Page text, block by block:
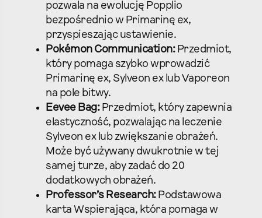
pozwala na ewolucję Popplio
bezpośrednio w Primarinę ex,
przyspieszając ustawienie.
Pokémon Communication:Przedmiot,
który pomaga szybko wprowadzić
Primarinę ex, Sylveon ex lub Vaporeon
na pole bitwy.
Eevee Bag:Przedmiot, który zapewnia
elastyczność, pozwalając na leczenie
Sylveon ex lub zwiększanie obrażeń.
Może być używany dwukrotnie w tej
samej turze, aby zadać do 20
dodatkowych obrażeń.
Professor’s Research:Podstawowa
karta Wspierająca, która pomaga w